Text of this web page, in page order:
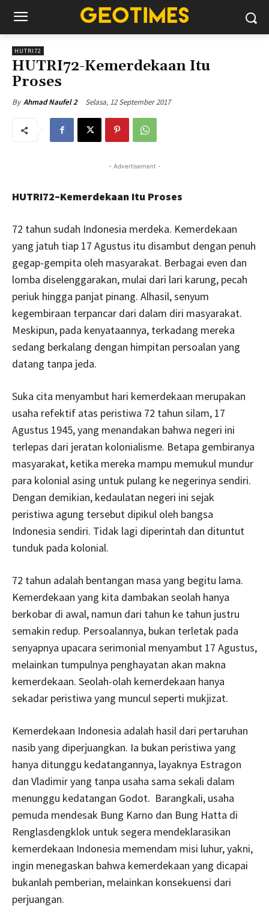
HUTRI72
HUTRI72-Kemerdekaan Itu
Proses
By Ahmad Naufel 2 Selasa, 12 September 2017
- Advertisement -
HUTRI72–Kemerdekaan Itu Proses
72 tahun sudah Indonesia merdeka. Kemerdekaan
yang jatuh tiap 17 Agustus itu disambut dengan penuh
gegap-gempita oleh masyarakat. Berbagai even dan
lomba diselenggarakan, mulai dari lari karung, pecah
periuk hingga panjat pinang. Alhasil, senyum
kegembiraan terpancar dari dalam diri masyarakat.
Meskipun, pada kenyataannya, terkadang mereka
sedang berkalang dengan himpitan persoalan yang
datang tanpa jeda.
Suka cita menyambut hari kemerdekaan merupakan
usaha refektif atas peristiwa 72 tahun silam, 17
Agustus 1945, yang menandakan bahwa negeri ini
terlepas dari jeratan kolonialisme. Betapa gembiranya
masyarakat, ketika mereka mampu memukul mundur
para kolonial asing untuk pulang ke negerinya sendiri.
Dengan demikian, kedaulatan negeri ini sejak
peristiwa agung tersebut dipikul oleh bangsa
Indonesia sendiri. Tidak lagi diperintah dan dituntut
tunduk pada kolonial.
72 tahun adalah bentangan masa yang begitu lama.
Kemerdekaan yang kita dambakan seolah hanya
berkobar di awal, namun dari tahun ke tahun justru
semakin redup. Persoalannya, bukan terletak pada
senyapnya upacara serimonial menyambut 17 Agustus,
melainkan tumpulnya penghayatan akan makna
kemerdekaan. Seolah-olah kemerdekaan hanya
sekadar peristiwa yang muncul seperti mukjizat.
Kemerdekaan Indonesia adalah hasil dari pertaruhan
nasib yang diperjuangkan. Ia bukan peristiwa yang
hanya ditunggu kedatangannya, layaknya Estragon
dan Vladimir yang tanpa usaha sama sekali dalam
menunggu kedatangan Godot. Barangkali, usaha
pemuda mendesak Bung Karno dan Bung Hatta di
Renglasdengklok untuk segera mendeklarasikan
kemerdekaan Indonesia memendam misi luhur, yakni,
ingin menegaskan bahwa kemerdekaan yang dicapai
bukanlah pemberian, melainkan konsekuensi dari
perjuangan.